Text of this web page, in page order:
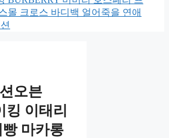
몰 크로스 바디백 얼어죽을 연애
오븐
킹 이태리
마카롱